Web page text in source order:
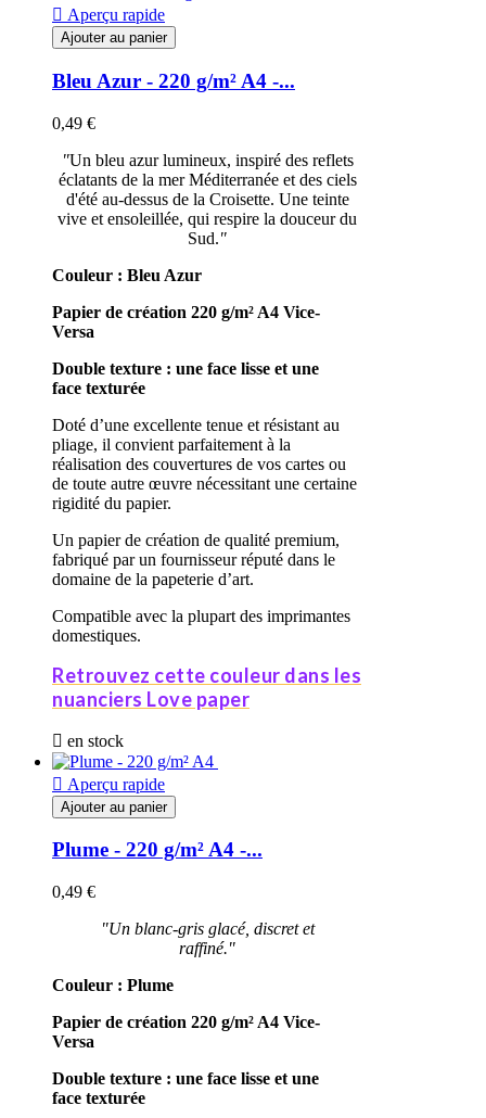
 Aperçu rapide
Ajouter au panier
Bleu Azur - 220 g/m² A4 -...
0,49 €
"Un bleu azur lumineux, inspiré des reflets
éclatants de la mer Méditerranée et des ciels
d'été au-dessus de la Croisette. Une teinte
vive et ensoleillée, qui respire la douceur du
Sud."
Couleur : Bleu Azur
Papier de création 220 g/m² A4 Vice-
Versa
Double texture : une face lisse et une
face texturée
Doté d’une excellente tenue et résistant au
pliage, il convient parfaitement à la
réalisation des couvertures de vos cartes ou
de toute autre œuvre nécessitant une certaine
rigidité du papier.
Un papier de création de qualité premium,
fabriqué par un fournisseur réputé dans le
domaine de la papeterie d’art.
Compatible avec la plupart des imprimantes
domestiques.
Retrouvez cette couleur dans les
nuanciers Love paper
 en stock
 Aperçu rapide
Ajouter au panier
Plume - 220 g/m² A4 -...
0,49 €
"Un blanc-gris glacé, discret et
raffiné."
Couleur : Plume
Papier de création 220 g/m² A4 Vice-
Versa
Double texture : une face lisse et une
face texturée